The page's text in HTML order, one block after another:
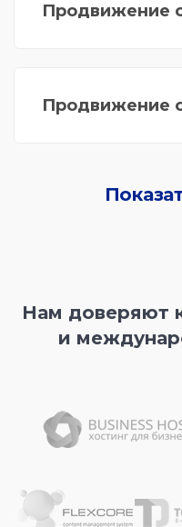
Продвижение
Продвижение
Нам доверяют
и